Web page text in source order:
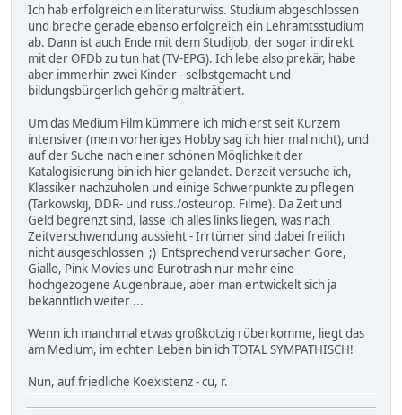
Ich hab erfolgreich ein literaturwiss. Studium abgeschlossen
und breche gerade ebenso erfolgreich ein Lehramtsstudium
ab. Dann ist auch Ende mit dem Studijob, der sogar indirekt
mit der OFDb zu tun hat (TV-EPG). Ich lebe also prekär, habe
aber immerhin zwei Kinder - selbstgemacht und
bildungsbürgerlich gehörig malträtiert.
Um das Medium Film kümmere ich mich erst seit Kurzem
intensiver (mein vorheriges Hobby sag ich hier mal nicht), und
auf der Suche nach einer schönen Möglichkeit der
Katalogisierung bin ich hier gelandet. Derzeit versuche ich,
Klassiker nachzuholen und einige Schwerpunkte zu pflegen
(Tarkowskij, DDR- und russ./osteurop. Filme). Da Zeit und
Geld begrenzt sind, lasse ich alles links liegen, was nach
Zeitverschwendung aussieht - Irrtümer sind dabei freilich
nicht ausgeschlossen ;) Entsprechend verursachen Gore,
Giallo, Pink Movies und Eurotrash nur mehr eine
hochgezogene Augenbraue, aber man entwickelt sich ja
bekanntlich weiter ...
Wenn ich manchmal etwas großkotzig rüberkomme, liegt das
am Medium, im echten Leben bin ich TOTAL SYMPATHISCH!
Nun, auf friedliche Koexistenz - cu, r.